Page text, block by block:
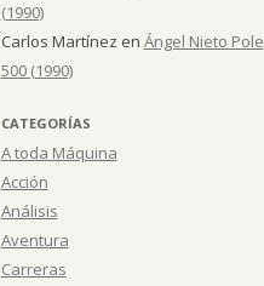
(1990)
Carlos Martínez en Ángel Nieto Pole
500 (1990)
CATEGORÍAS
A toda Máquina
Acción
Análisis
Aventura
Carreras